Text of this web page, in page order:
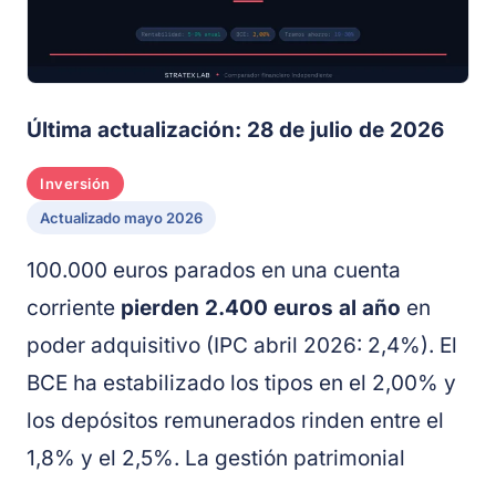
Última actualización: 28 de julio de 2026
Inversión
Actualizado mayo 2026
100.000 euros parados en una cuenta
corriente pierden 2.400 euros al año en
poder adquisitivo (IPC abril 2026: 2,4%). El
BCE ha estabilizado los tipos en el 2,00% y
los depósitos remunerados rinden entre el
1,8% y el 2,5%. La gestión patrimonial